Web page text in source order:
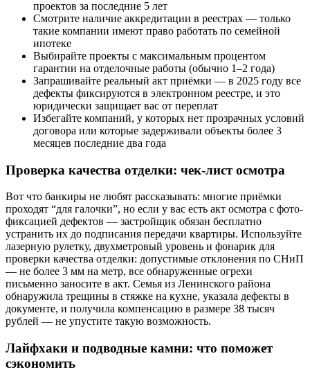
проектов за последние 5 лет
Смотрите наличие аккредитации в реестрах — только
такие компании имеют право работать по семейной
ипотеке
Выбирайте проекты с максимальным процентом
гарантии на отделочные работы (обычно 1–2 года)
Запрашивайте реальный акт приёмки — в 2025 году все
дефекты фиксируются в электронном реестре, и это
юридически защищает вас от переплат
Избегайте компаний, у которых нет прозрачных условий
договора или которые задерживали объекты более 3
месяцев последние два года
Проверка качества отделки: чек-лист осмотра
Вот что банкиры не любят рассказывать: многие приёмки
проходят “для галочки”, но если у вас есть акт осмотра с фото-
фиксацией дефектов — застройщик обязан бесплатно
устранить их до подписания передачи квартиры. Используйте
лазерную рулетку, двухметровый уровень и фонарик для
проверки качества отделки: допустимые отклонения по СНиП
— не более 3 мм на метр, все обнаруженные огрехи
письменно заносите в акт. Семья из Ленинского района
обнаружила трещины в стяжке на кухне, указала дефекты в
документе, и получила компенсацию в размере 38 тысяч
рублей — не упустите такую возможность.
Лайфхаки и подводные камни: что поможет
сэкономить